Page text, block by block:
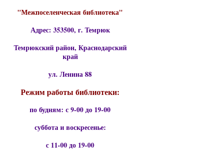
"Межпоселенческая библиотека"
Адрес: 353500, г. Темрюк
Темрюкский район, Краснодарский
край
ул. Ленина 88
Режим работы библиотеки:
по будням: с 9-00 до 19-00
суббота и воскресенье:
с 11-00 до 19-00